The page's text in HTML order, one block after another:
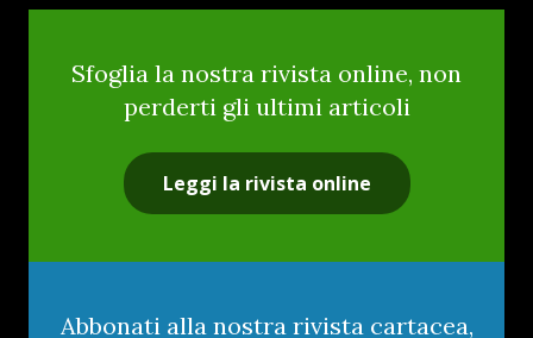
Sfoglia la nostra rivista online, non
perderti gli ultimi articoli
Leggi la rivista online
Abbonati alla nostra rivista cartacea,